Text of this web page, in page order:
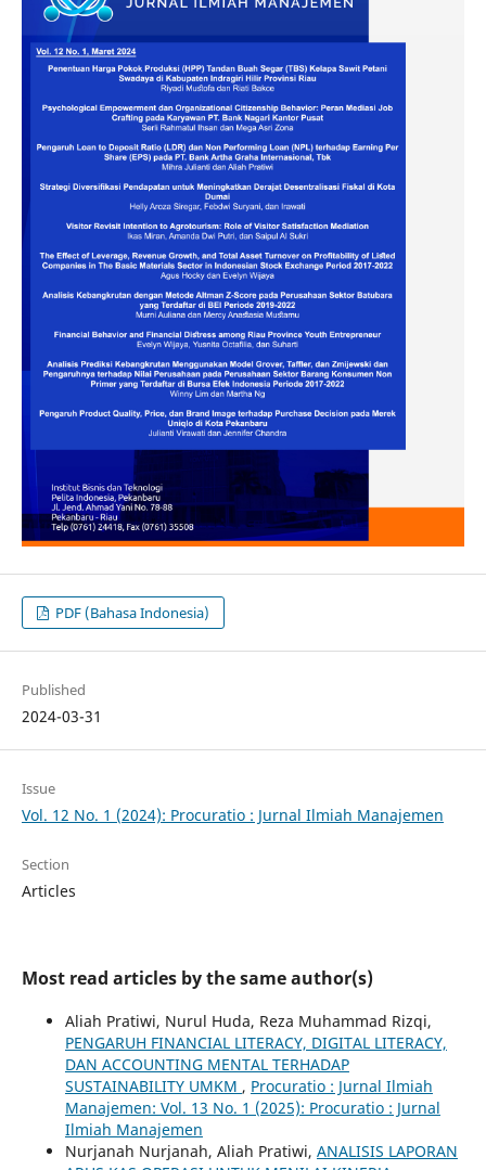
PDF (Bahasa Indonesia)
Published
2024-03-31
Issue
Vol. 12 No. 1 (2024): Procuratio : Jurnal Ilmiah Manajemen
Section
Articles
Most read articles by the same author(s)
Aliah Pratiwi, Nurul Huda, Reza Muhammad Rizqi,
PENGARUH FINANCIAL LITERACY, DIGITAL LITERACY,
DAN ACCOUNTING MENTAL TERHADAP
SUSTAINABILITY UMKM , Procuratio : Jurnal Ilmiah
Manajemen: Vol. 13 No. 1 (2025): Procuratio : Jurnal
Ilmiah Manajemen
Nurjanah Nurjanah, Aliah Pratiwi, ANALISIS LAPORAN